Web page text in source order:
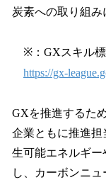
炭素への取り組み
※：GXスキル
https://gx-
GXを推進するた
企業ともに推進
生可能エネルギー
し、カーボンニュ